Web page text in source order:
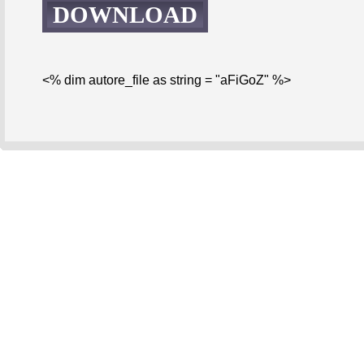
DOWNLOAD
<% dim autore_file as string = "aFiGoZ" %>